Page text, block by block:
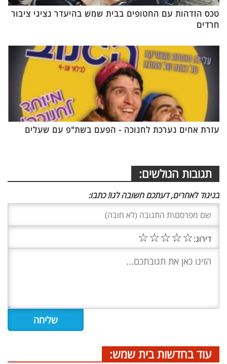
טכס הזדהות עם החטופים בבית שמש בהיעדר נציגי ציבור
חרדים
עזרת אחים נערכת לחנוכה - הפעם בשת"פ עם שעלים
תגובות הגולשים:
בניגוד לאחרים, דעתכם חשובה לנו! כתבו:
דירוג:☆
☆
☆
☆
☆
עוד בחדשות בית שמש: